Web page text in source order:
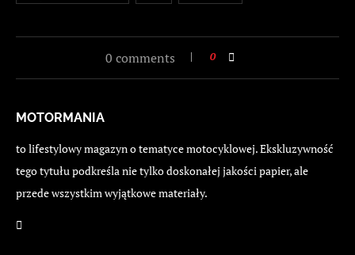
0 comments 0
MOTORMANIA
to lifestylowy magazyn o tematyce motocyklowej. Ekskluzywność
tego tytułu podkreśla nie tylko doskonałej jakości papier, ale
przede wszystkim wyjątkowe materiały.